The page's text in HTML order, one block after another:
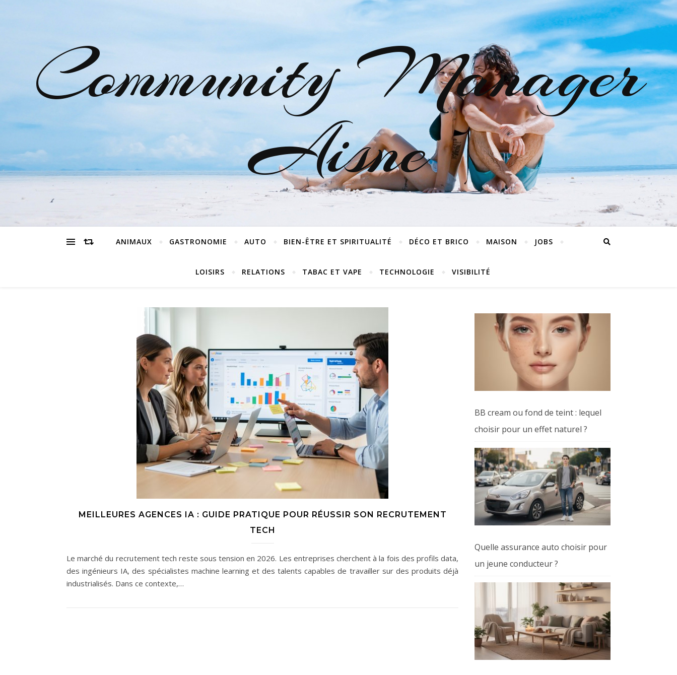
Community Manager
Aisne
ANIMAUX GASTRONOMIE AUTO BIEN-ÊTRE ET SPIRITUALITÉ DÉCO ET BRICO MAISON JOBS
LOISIRS RELATIONS TABAC ET VAPE TECHNOLOGIE VISIBILITÉ
MEILLEURES AGENCES IA : GUIDE PRATIQUE POUR RÉUSSIR SON RECRUTEMENT
TECH
Le marché du recrutement tech reste sous tension en 2026. Les entreprises cherchent à la fois des profils data,
des ingénieurs IA, des spécialistes machine learning et des talents capables de travailler sur des produits déjà
industrialisés. Dans ce contexte,…
BB cream ou fond de teint : lequel
choisir pour un effet naturel ?
Quelle assurance auto choisir pour
un jeune conducteur ?